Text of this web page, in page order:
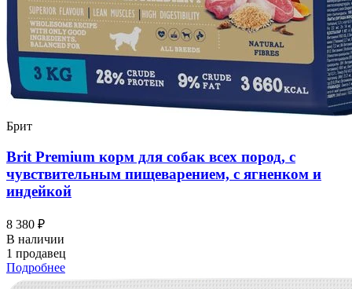
Брит
Brit Premium корм для собак всех пород, с
чувствительным пищеварением, с ягненком и
индейкой
8 380 ₽
В наличии
1 продавец
Подробнее